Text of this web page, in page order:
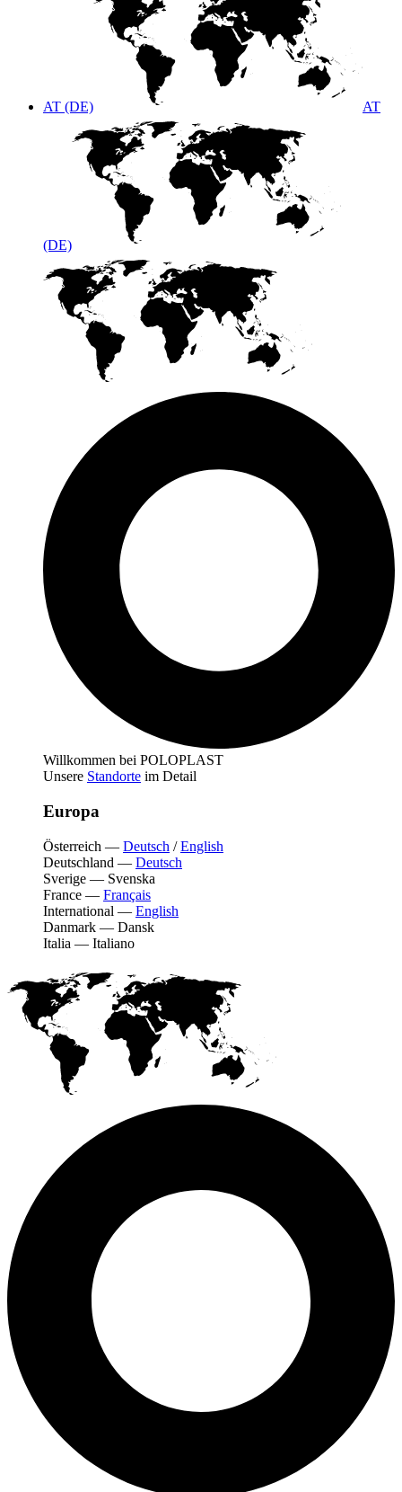
AT (DE) AT
(DE)
Willkommen bei POLOPLAST
Unsere Standorte im Detail
Europa
Österreich — Deutsch /English
Deutschland — Deutsch
Sverige — Svenska
France — Français
International — English
Danmark — Dansk
Italia — Italiano